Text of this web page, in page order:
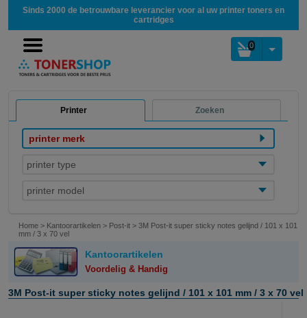
Sinds 2000 de betrouwbare leverancier voor al uw printer toners en
cartridges
0
Printer Zoeken
printer merk
printer type
printer model
Home > Kantoorartikelen > Post-it > 3M Post-it super sticky notes gelijnd / 101 x 101
mm / 3 x 70 vel
Kantoorartikelen
Voordelig & Handig
3M Post-it super sticky notes gelijnd / 101 x 101 mm / 3 x 70 vel